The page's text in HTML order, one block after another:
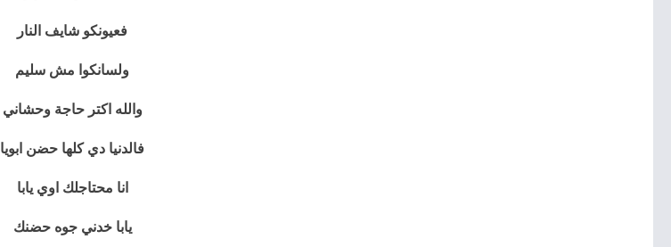
فعيونكو شايف النار
ولسانكوا مش سليم
والله اكتر حاجة وحشاني
فالدنيا دي كلها حضن ابويا
انا محتاجلك اوي يابا
يابا خدني جوه حضنك